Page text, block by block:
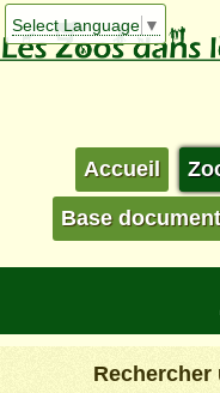
Select Language ▼
Accueil
Base
Rechercher